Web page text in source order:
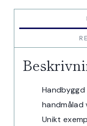
handmålad
Unikt